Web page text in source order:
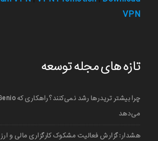
VPN
تازه های مجله توسعه
می‌دهد
هشدار: گزارش فعالیت مشکوک کارگزاری مالی و